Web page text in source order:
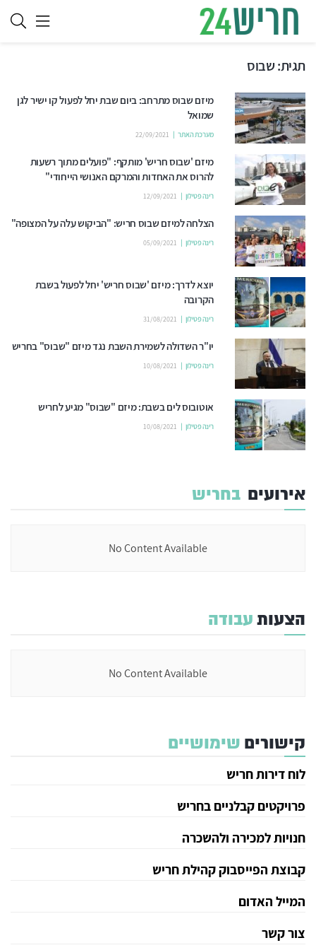
תגית:שבוס
מיזם שבוס מתרחב: ביום שבת יחל לפעול קו ישיר לגן
שמואל
מערכת האתר 22/09/2021
מיזם 'שבוס חריש' מותקף: "פועלים מתוך רשעות
להרוס את האחדות והמרקם האנושי הייחודי"
רינה פטילון 12/09/2021
הצלחה למיזם שבוס חריש: "הביקוש עלה על המצופה"
רינה פטילון 05/09/2021
יוצא לדרך: מיזם 'שבוס חריש' יחל לפעול בשבת
הקרובה
רינה פטילון 31/08/2021
יו"ר השדולה לשמירת השבת נגד מיזם "שבוס" בחריש
רינה פטילון 10/08/2021
אוטובוס לים בשבת: מיזם "שבוס" מגיע לחריש
רינה פטילון 10/08/2021
אירועים בחריש
No Content Available
הצעותעבודה
No Content Available
קישורים שימושיים
לוח דירות חריש
פרויקטים קבלניים בחריש
חנויות למכירה ולהשכרה
קבוצת הפייסבוק קהילת חריש
המייל האדום
צור קשר